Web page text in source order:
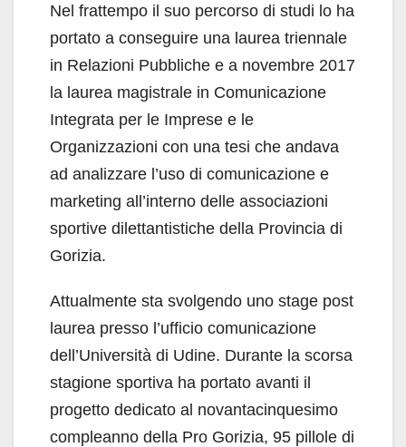
Nel frattempo il suo percorso di studi lo ha
portato a conseguire una laurea triennale
in Relazioni Pubbliche e a novembre 2017
la laurea magistrale in Comunicazione
Integrata per le Imprese e le
Organizzazioni con una tesi che andava
ad analizzare l’uso di comunicazione e
marketing all’interno delle associazioni
sportive dilettantistiche della Provincia di
Gorizia.
Attualmente sta svolgendo uno stage post
laurea presso l’ufficio comunicazione
dell’Università di Udine. Durante la scorsa
stagione sportiva ha portato avanti il
progetto dedicato al novantacinquesimo
compleanno della Pro Gorizia, 95 pillole di